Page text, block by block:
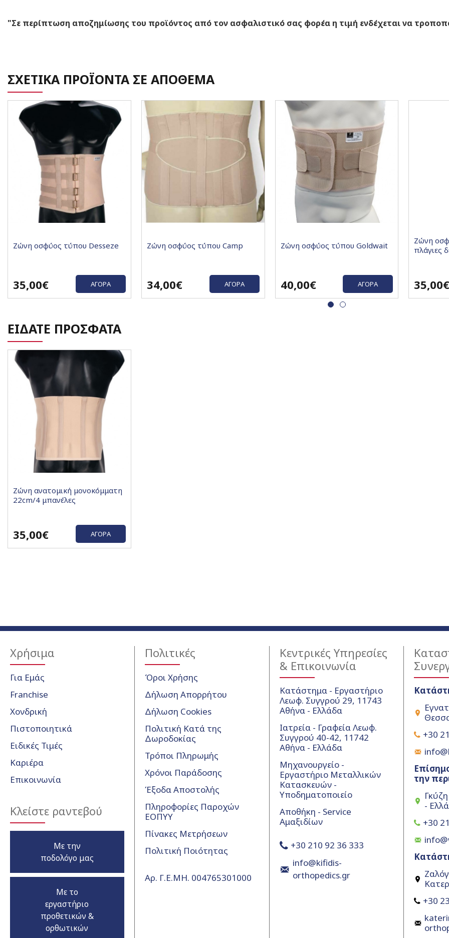
"Σε περίπτωση αποζημίωσης του προϊόντος από τον ασφαλιστικό σας φορέα η τιμή ενδέχεται να
ΣΧΕΤΙΚΑ ΠΡΟΪΟΝΤΑ ΣΕ ΑΠΟΘΕΜΑ
Ζώνη οσφύος τύπου Desseze
35,00€ ΑΓΟΡΆ
Ζώνη οσφύος τύπου Camp
34,00€ ΑΓΟΡΆ
Ζώνη οσφύος τύπου Goldwait
40,00€ ΑΓΟΡΆ
Ζώνη
πλάγιες
35,00€
ΕΙΔΑΤΕ ΠΡΟΣΦΑΤΑ
Ζώνη ανατομική μονοκόμματη
22cm/4 μπανέλες
35,00€ ΑΓΟΡΆ
Χρήσιμα
Για Εμάς
Franchise
Χονδρική
Πιστοποιητικά
Ειδικές Τιμές
Καριέρα
Επικοινωνία
Κλείστε ραντεβού
Με την
ποδολόγο μας
Με το
εργαστήριο
προθετικών &
ορθωτικών
Πολιτικές
Όροι Χρήσης
Δήλωση Απορρήτου
Δήλωση Cookies
Πολιτική Κατά της
Δωροδοκίας
Τρόποι Πληρωμής
Χρόνοι Παράδοσης
Έξοδα Αποστολής
Πληροφορίες Παροχών
ΕΟΠΥΥ
Πίνακες Μετρήσεων
Πολιτική Ποιότητας
Αρ. Γ.Ε.ΜΗ. 004765301000
Κεντρικές Υπηρεσίες
& Επικοινωνία
Κατάστημα - Εργαστήριο
Λεωφ. Συγγρού 29, 11743
Αθήνα - Ελλάδα
Ιατρεία - Γραφεία Λεωφ.
Συγγρού 40-42, 11742
Αθήνα - Ελλάδα
Μηχανουργείο -
Εργαστήριο Μεταλλικών
Κατασκευών -
Υποδηματοποιείο
Αποθήκη - Service
Αμαξιδίων
+30 210 92 36 333
info@kifidis-
orthopedics.gr
+30
την
-
+30
+30